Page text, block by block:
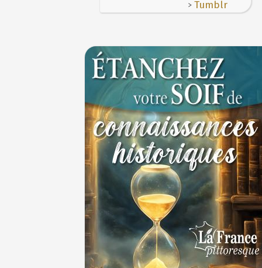
>Tumblr